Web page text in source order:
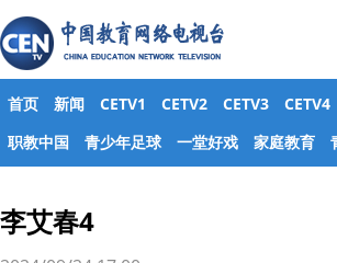
首页 新闻 CETV1 CETV2 CETV3 CETV4
职教中国
青少年足球 一堂好戏 家庭教育
李艾春4